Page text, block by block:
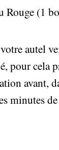
Rouge (1
autel
pour cela
avant,
minutes